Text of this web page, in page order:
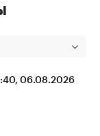
06.08.2026